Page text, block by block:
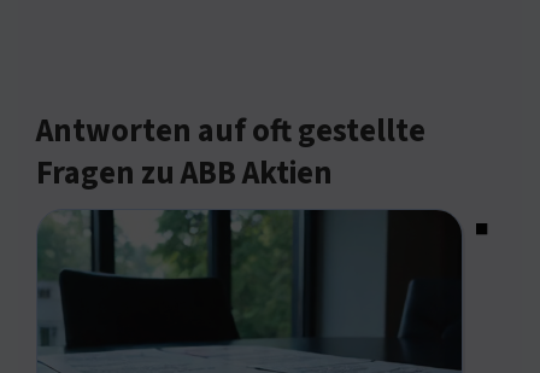
Antworten auf oft gestellte
Fragen zu ABB Aktien
◾